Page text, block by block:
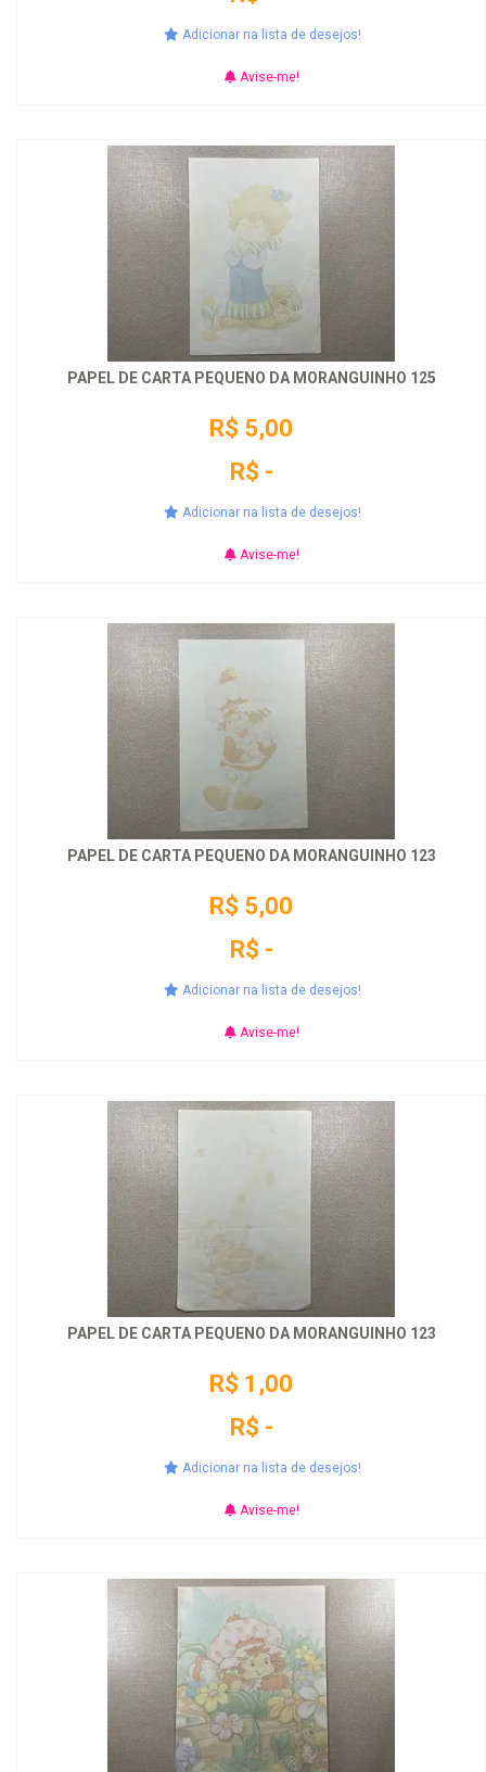
Adicionar na lista de desejos!
Avise-me!
PAPEL DE CARTA PEQUENO DA MORANGUINHO 125
R$ 5,00
R$ -
Adicionar na lista de desejos!
Avise-me!
PAPEL DE CARTA PEQUENO DA MORANGUINHO 123
R$ 5,00
R$ -
Adicionar na lista de desejos!
Avise-me!
PAPEL DE CARTA PEQUENO DA MORANGUINHO 123
R$ 1,00
R$ -
Adicionar na lista de desejos!
Avise-me!